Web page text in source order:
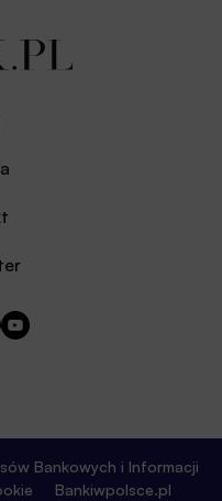
Bankowych i Informacji
Bankiwpolsce.pl